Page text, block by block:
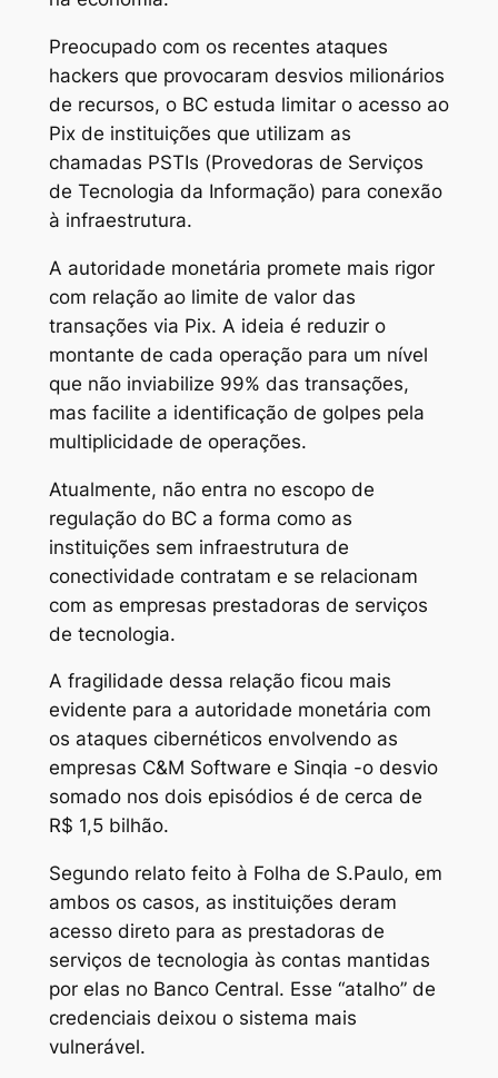
Preocupado com os recentes ataques
hackers que provocaram desvios milionários
de recursos, o BC estuda limitar o acesso ao
Pix de instituições que utilizam as
chamadas PSTIs (Provedoras de Serviços
de Tecnologia da Informação) para conexão
à infraestrutura.
A autoridade monetária promete mais rigor
com relação ao limite de valor das
transações via Pix. A ideia é reduzir o
montante de cada operação para um nível
que não inviabilize 99% das transações,
mas facilite a identificação de golpes pela
multiplicidade de operações.
Atualmente, não entra no escopo de
regulação do BC a forma como as
instituições sem infraestrutura de
conectividade contratam e se relacionam
com as empresas prestadoras de serviços
de tecnologia.
A fragilidade dessa relação ficou mais
evidente para a autoridade monetária com
os ataques cibernéticos envolvendo as
empresas C&M Software e Sinqia -o desvio
somado nos dois episódios é de cerca de
R$ 1,5 bilhão.
Segundo relato feito à Folha de S.Paulo, em
ambos os casos, as instituições deram
acesso direto para as prestadoras de
serviços de tecnologia às contas mantidas
por elas no Banco Central. Esse “atalho” de
credenciais deixou o sistema mais
vulnerável.